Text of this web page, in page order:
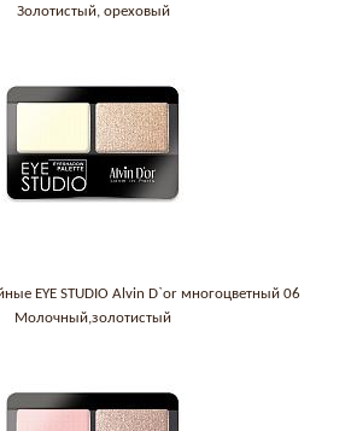
Золотистый, ореховый
EYE STUDIO Alvin D`or многоцветный 06
Молочный,золотистый